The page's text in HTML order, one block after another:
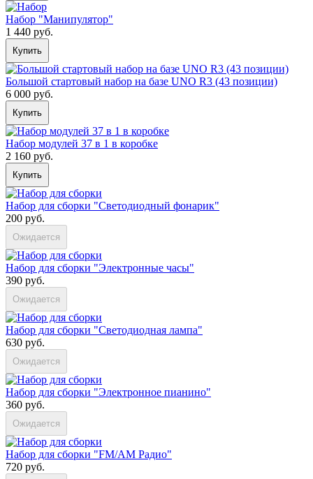
Набор "Манипулятор"
1 440 руб.
Купить
Большой стартовый набор на базе UNO R3 (43 позиции)
6 000 руб.
Купить
Набор модулей 37 в 1 в коробке
2 160 руб.
Купить
Набор для сборки "Светодиодный фонарик"
200 руб.
Ожидается
Набор для сборки "Электронные часы"
390 руб.
Ожидается
Набор для сборки "Светодиодная лампа"
630 руб.
Ожидается
Набор для сборки "Электронное пианино"
360 руб.
Ожидается
Набор для сборки "FM/AM Радио"
720 руб.